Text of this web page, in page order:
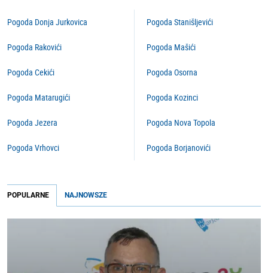
Pogoda Donja Jurkovica
Pogoda Rakovići
Pogoda Cekići
Pogoda Matarugići
Pogoda Jezera
Pogoda Vrhovci
Pogoda Stanišljevići
Pogoda Mašići
Pogoda Osorna
Pogoda Kozinci
Pogoda Nova Topola
Pogoda Borjanovići
POPULARNE NAJNOWSZE